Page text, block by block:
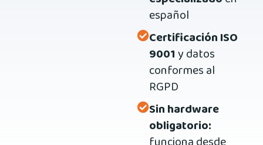
español
Certificación ISO
9001y datos
conformes al
RGPD
Sin hardware
obligatorio: